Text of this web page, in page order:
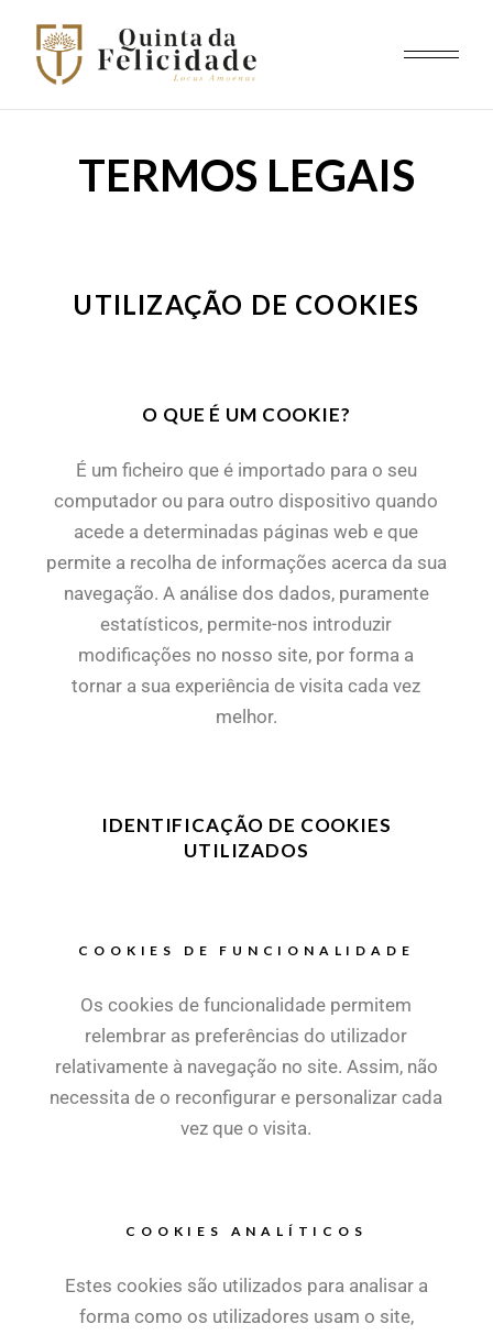
TERMOS LEGAIS
UTILIZAÇÃO DE COOKIES
O QUE É UM COOKIE?
É um ficheiro que é importado para o seu
computador ou para outro dispositivo quando
acede a determinadas páginas web e que
permite a recolha de informações acerca da sua
navegação. A análise dos dados, puramente
estatísticos, permite-nos introduzir
modificações no nosso site, por forma a
tornar a sua experiência de visita cada vez
melhor.
IDENTIFICAÇÃO DE COOKIES
UTILIZADOS
COOKIES DE FUNCIONALIDADE
Os cookies de funcionalidade permitem
relembrar as preferências do utilizador
relativamente à navegação no site. Assim, não
necessita de o reconfigurar e personalizar cada
vez que o visita.
COOKIES ANALÍTICOS
Estes cookies são utilizados para analisar a
forma como os utilizadores usam o site,